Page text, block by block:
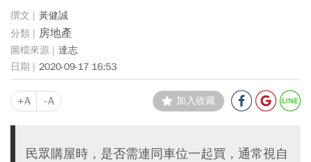
黃健誠
房地產
達志
2020-09-17 16:53
+A -A 加入收藏
民眾購屋時，是否需連同車位一起買，通常視自